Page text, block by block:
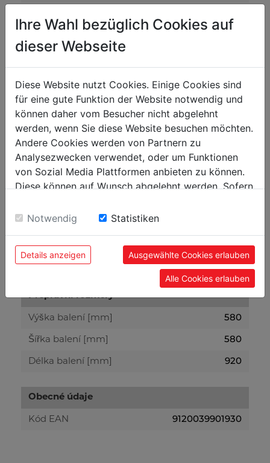
Průměr vaku na prach [mm]
Průměr ventilátoru [mm]
Podtlak [Pa] 1800
Hlasitost a vibrace
Hladina akustického výkonu [dB(A)] 100.1
Hladina akustického tlaku [dB(A)] 87.1
Hmotnost
Netto [kg] 36
Brutto [kg] 38
Přepravní rozměry
Výška balení [mm] 580
Šířka balení [mm] 580
Délka balení [mm] 920
Obecné údaje
Kód EAN 9120039901930
Ihre Wahl bezüglich Cookies auf
dieser Webseite
Diese Website nutzt Cookies. Einige Cookies sind
für eine gute Funktion der Website notwendig und
können daher vom Besucher nicht abgelehnt
werden, wenn Sie diese Website besuchen möchten.
Andere Cookies werden von Partnern zu
Analysezwecken verwendet, oder um Funktionen
von Sozial Media Plattformen anbieten zu können.
Diese können auf Wunsch abgelehnt werden. Sofern
Einwilligung zu unseren Cookies.
Notwendig Statistiken
Details anzeigen Ausgewählte Cookies erlauben
Alle Cookies erlauben